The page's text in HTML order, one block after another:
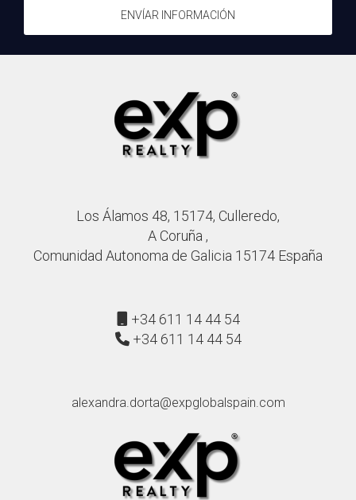
ENVÍAR INFORMACIÓN
Los Álamos 48, 15174, Culleredo,
A Coruña ,
Comunidad Autonoma de Galicia 15174 España
+34 611 14 44 54
+34 611 14 44 54
alexandra.dorta@expglobalspain.com